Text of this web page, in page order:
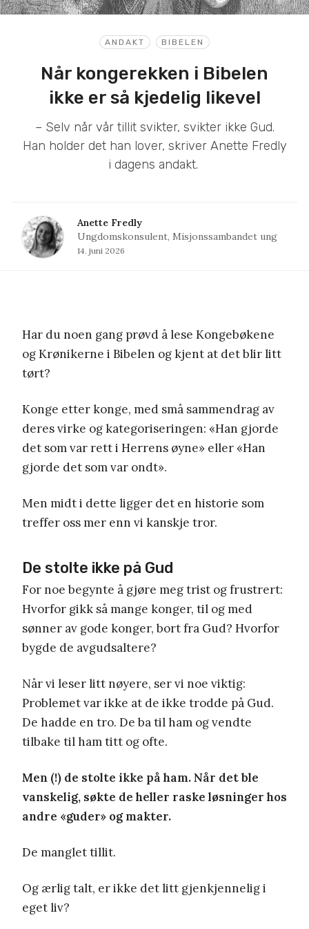
ANDAKT BIBELEN
Når kongerekken i Bibelen
ikke er så kjedelig likevel
– Selv når vår tillit svikter, svikter ikke Gud.
Han holder det han lover, skriver Anette Fredly
i dagens andakt.
Anette Fredly
Ungdomskonsulent, Misjonssambandet ung
14. juni 2026
Har du noen gang prøvd å lese Kongebøkene
og Krønikerne i Bibelen og kjent at det blir litt
tørt?
Konge etter konge, med små sammendrag av
deres virke og kategoriseringen: «Han gjorde
det som var rett i Herrens øyne» eller «Han
gjorde det som var ondt».
Men midt i dette ligger det en historie som
treffer oss mer enn vi kanskje tror.
De stolte ikke på Gud
For noe begynte å gjøre meg trist og frustrert:
Hvorfor gikk så mange konger, til og med
sønner av gode konger, bort fra Gud? Hvorfor
bygde de avgudsaltere?
Når vi leser litt nøyere, ser vi noe viktig:
Problemet var ikke at de ikke trodde på Gud.
De hadde en tro. De ba til ham og vendte
tilbake til ham titt og ofte.
Men (!) de stolte ikke på ham. Når det ble
vanskelig, søkte de heller raske løsninger hos
andre «guder» og makter.
De manglet tillit.
Og ærlig talt, er ikke det litt gjenkjennelig i
eget liv?